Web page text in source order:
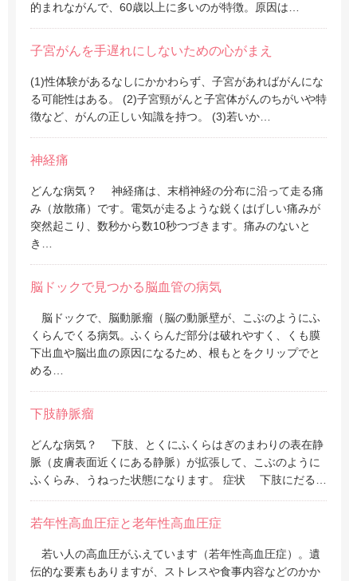
的まれながんで、60歳以上に多いのが特徴。原因は…
子宮がんを手遅れにしないための心がまえ
(1)性体験があるなしにかかわらず、子宮があればがんにな
る可能性はある。 (2)子宮頸がんと子宮体がんのちがいや特
徴など、がんの正しい知識を持つ。 (3)若いか…
神経痛
どんな病気？ 神経痛は、末梢神経の分布に沿って走る痛
み（放散痛）です。電気が走るような鋭くはげしい痛みが
突然起こり、数秒から数10秒つづきます。痛みのないと
き…
脳ドックで見つかる脳血管の病気
脳ドックで、脳動脈瘤（脳の動脈壁が、こぶのようにふ
くらんでくる病気。ふくらんだ部分は破れやすく、くも膜
下出血や脳出血の原因になるため、根もとをクリップでと
める…
下肢静脈瘤
どんな病気？ 下肢、とくにふくらはぎのまわりの表在静
脈（皮膚表面近くにある静脈）が拡張して、こぶのように
ふくらみ、うねった状態になります。 症状 下肢にだる…
若年性高血圧症と老年性高血圧症
若い人の高血圧がふえています（若年性高血圧症）。遺
伝的な要素もありますが、ストレスや食事内容などのかか